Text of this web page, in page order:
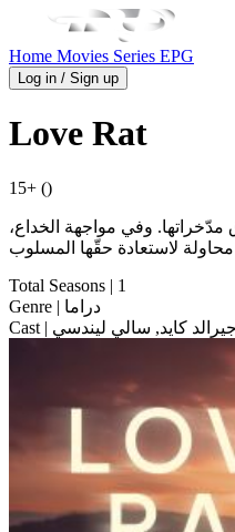
Home Movies Series EPG
Log in / Sign up
Love Rat
15+ ()
وفي مواجهة الخداع،
Total Seasons | 1
Genre
| دراما
Cast
كايد, سالي ليندسي